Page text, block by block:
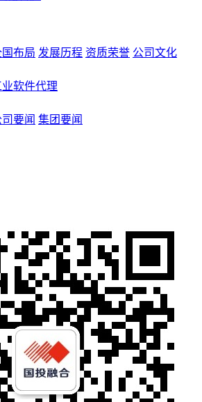
布局 发展历程 资质荣誉 公司文化
业软件代理
司要闻 集团要闻